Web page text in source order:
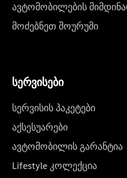
ავტომობილების
მოძებნეთ შოურუმი
სერვისები
სერვისის პაკეტები
აქსესუარები
ავტომობილის გარანტია
Lifestyle კოლექცია